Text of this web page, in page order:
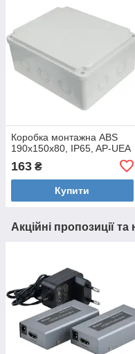
Коробка монтажна ABS
190х150х80, IP65, AP-UEA
163 ₴
Купити
Акційні пропозиції